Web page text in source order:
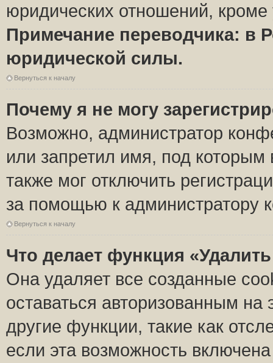
юридических отношений,
Примечание переводчика: в
юридической силы.
Вернуться к началу
Почему я не могу
Возможно, администратор
или запретил имя, под которым
также мог отключить
за помощью к администратору
Вернуться к началу
Что делает функция
Она удаляет все созданные
оставаться авторизованным
другие функции, такие как
если эта возможность